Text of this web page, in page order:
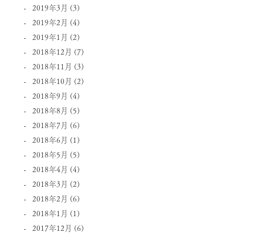
2019年3月 (3)
2019年2月 (4)
2019年1月 (2)
2018年12月 (7)
2018年11月 (3)
2018年10月 (2)
2018年9月 (4)
2018年8月 (5)
2018年7月 (6)
2018年6月 (1)
2018年5月 (5)
2018年4月 (4)
2018年3月 (2)
2018年2月 (6)
2018年1月 (1)
2017年12月 (6)